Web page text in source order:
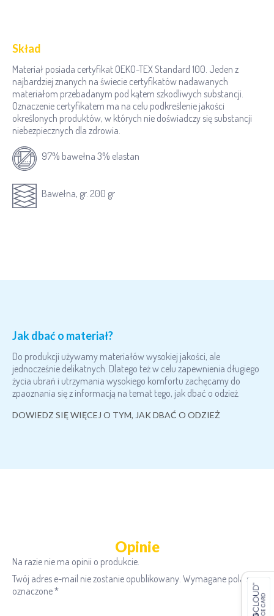
Skład
Materiał posiada certyfikat OEKO-TEX Standard 100. Jeden z
najbardziej znanych na świecie certyfikatów nadawanych
materiałom przebadanym pod kątem szkodliwych substancji.
Oznaczenie certyfikatem ma na celu podkreślenie jakości
określonych produktów, w których nie doświadczy się substancji
niebezpiecznych dla zdrowia.
97% bawełna 3% elastan
Bawełna, gr. 200 gr
Jak dbać o materiał?
Do produkcji używamy materiałów wysokiej jakości, ale
jednocześnie delikatnych. Dlatego też w celu zapewnienia długiego
życia ubrań i utrzymania wysokiego komfortu zachęcamy do
zpaoznania się z informacją na temat tego, jak dbać o odzież.
DOWIEDZ SIĘ WIĘCEJ O TYM, JAK DBAĆ O ODZIEŻ
Opinie
Na razie nie ma opinii o produkcie.
Twój adres e-mail nie zostanie opublikowany. Wymagane pola są
oznaczone*